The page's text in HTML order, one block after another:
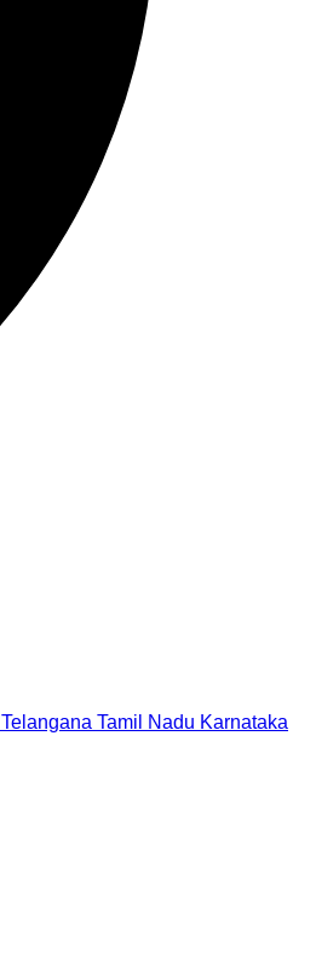
Telangana Tamil Nadu Karnataka